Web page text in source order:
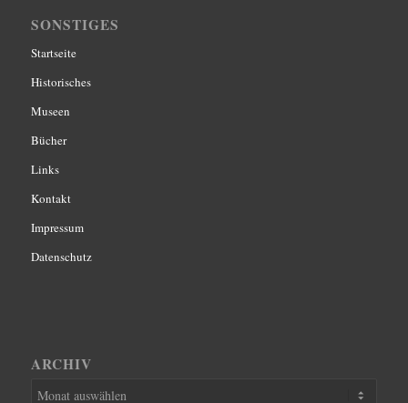
SONSTIGES
Startseite
Historisches
Museen
Bücher
Links
Kontakt
Impressum
Datenschutz
ARCHIV